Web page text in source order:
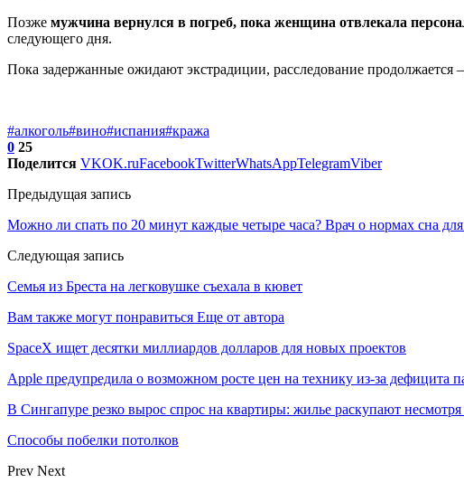
Позже мужчина вернулся в погреб, пока женщина отвлекала
следующего дня.
Пока задержанные ожидают экстрадиции, расследование продолжается –
#алкоголь#вино#испания#кража
0 25
Поделится VKOK.ruFacebookTwitterWhatsAppTelegramViber
Предыдущая запись
Можно ли спать по 20 минут каждые четыре часа? Врач о нормах сна
Следующая запись
Семья из Бреста на легковушке съехала в кювет
Вам также могут понравиться Еще от автора
SpaceX ищет десятки миллиардов долларов для новых проектов
Apple предупредила о возможном росте цен на технику из-за дефицита
В Сингапуре резко вырос спрос на квартиры: жилье раскупают
Способы побелки потолков
Prev Next